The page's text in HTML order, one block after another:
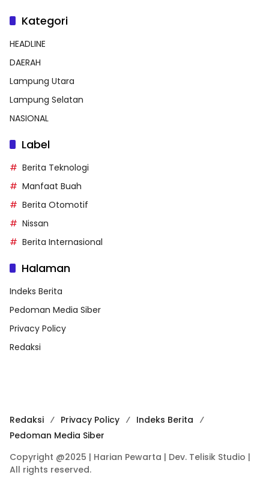
Kategori
HEADLINE
DAERAH
Lampung Utara
Lampung Selatan
NASIONAL
Label
Berita Teknologi
Manfaat Buah
Berita Otomotif
Nissan
Berita Internasional
Halaman
Indeks Berita
Pedoman Media Siber
Privacy Policy
Redaksi
Redaksi Privacy Policy
Indeks Berita
Pedoman Media Siber
Copyright @2025 | Harian Pewarta | Dev. Telisik Studio |
All rights reserved.